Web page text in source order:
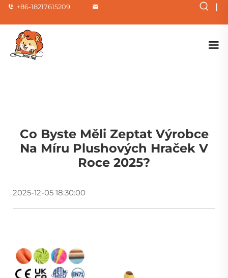
+86-18217615209 |
Co Byste Měli Zeptat Výrobce
Na Míru Plushových Hraček V
Roce 2025?
2025-12-05 18:30:00